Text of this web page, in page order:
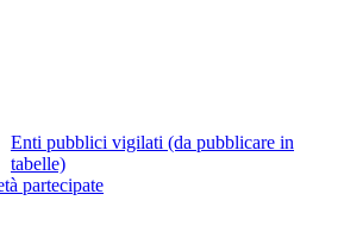
Enti pubblici vigilati (da pubblicare in
tabelle)
partecipate